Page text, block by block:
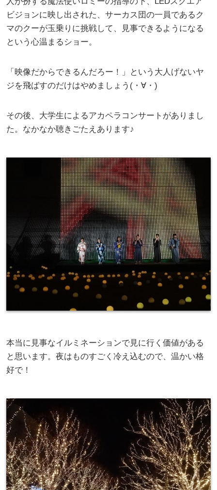
ビジョンに映し出された、サーカス団の一員であるク
マのクーが玉乗りに挑戦して、見事できるようになる
という心温まるショー。
「映像だからできるんだろー！」という大人げないヤ
ジを飛ばすのだけはやめましょう(・∀・)
その後、大学生によるアカペラコンサートがありまし
た。なかなか聴きごたえあります♪
本当に見事なイルミネーションで見に行く価値がある
と思います。夜はものすごく冷え込むので、温かい格
好で！